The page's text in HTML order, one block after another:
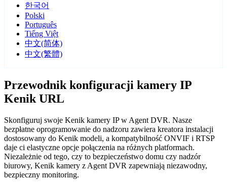
한국어
Polski
Português
Tiếng Việt
中文(简体)
中文(繁體)
Przewodnik konfiguracji kamery IP
Kenik URL
Skonfiguruj swoje Kenik kamery IP w Agent DVR. Nasze
bezpłatne oprogramowanie do nadzoru zawiera kreatora instalacji
dostosowany do Kenik modeli, a kompatybilność ONVIF i RTSP
daje ci elastyczne opcje połączenia na różnych platformach.
Niezależnie od tego, czy to bezpieczeństwo domu czy nadzór
biurowy, Kenik kamery z Agent DVR zapewniają niezawodny,
bezpieczny monitoring.